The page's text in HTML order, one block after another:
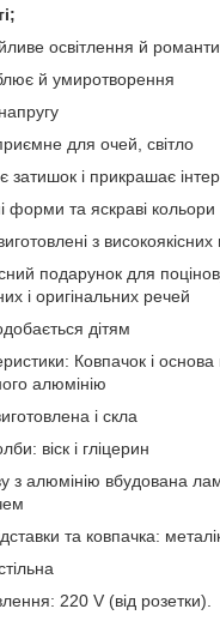
освітлення й
й умиротворення
для очей, світло
затишок і прикрашає
форми та яскраві кольори
з високоякісних
подарунок для
і оригінальних речей
дітям
Ковпачок і основа
алюмінію
і скла
віск і гліцерин
з алюмінію вбудована
та ковпачка:
220 V (від розетки).